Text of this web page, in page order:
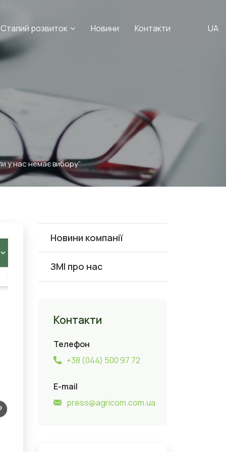
Сталий розвиток Новини Контакти UA
у нас немає вибору”
Новини компанії
ЗМІ про нас
Контакти
Телефон
+38 (044) 500 97 72
E-mail
press@agricom.com.ua